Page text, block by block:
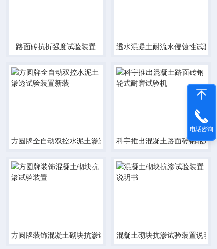
路面砖抗折强度试验装置 透水混凝土耐流水侵蚀性试验
方圆牌全自动双控水泥土渗透试验装置新装科宇推出混凝土路面砖钢轮式
方圆牌装饰混凝土砌块抗渗试验装置混凝土砌块抗渗试验装置说明
电话咨询